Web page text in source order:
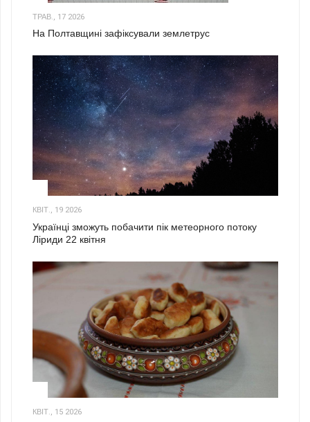
ТРАВ., 17 2026
На Полтавщині зафіксували землетрус
КВІТ., 19 2026
Українці зможуть побачити пік метеорного потоку
Ліриди 22 квітня
КВІТ., 15 2026